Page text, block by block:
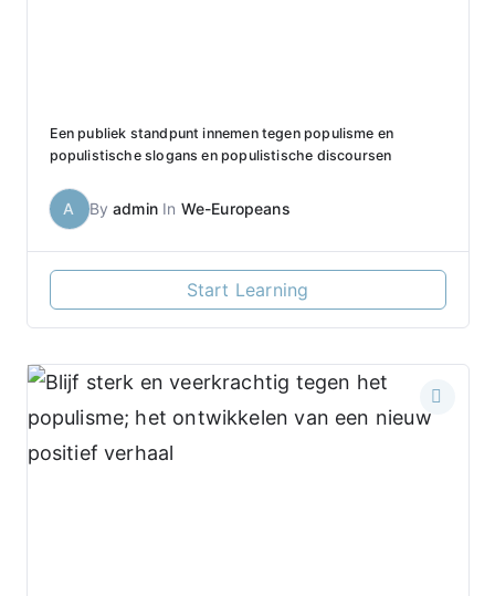
Een publiek standpunt innemen tegen populisme en
populistische slogans en populistische discoursen
A ByadminIn We-Europeans
Start Learning